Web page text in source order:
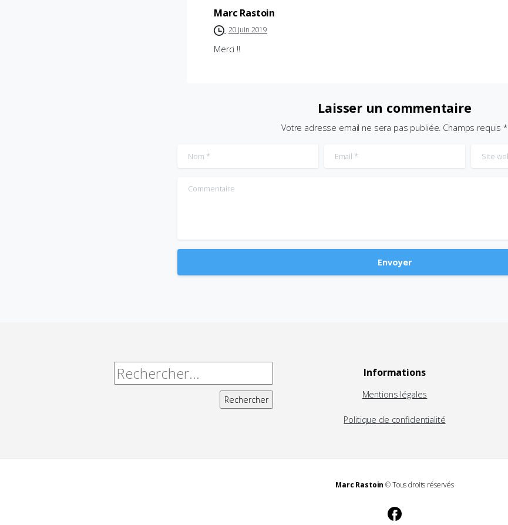
Marc Rastoin
20 juin 2019
Merci !!
Laisser un commentaire
Votre adresse email ne sera pas publiée. Champs requis *
Commentaire
Rechercher : Informations
Mentions légales
Politique de confidentialité
Marc Rastoin © Tous droits réservés